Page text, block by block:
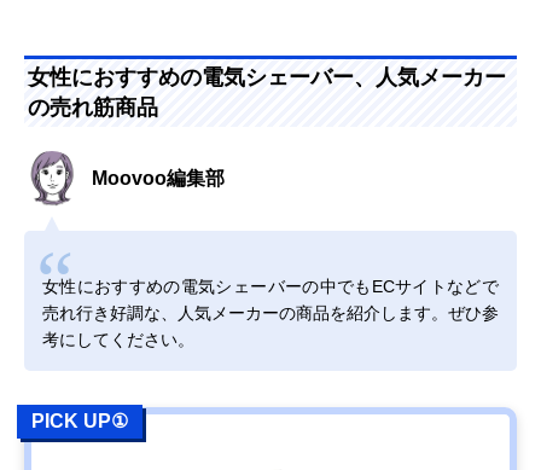
女性におすすめの電気シェーバー、人気メーカー
の売れ筋商品
Moovoo編集部
女性におすすめの電気シェーバーの中でもECサイトなどで
売れ行き好調な、人気メーカーの商品を紹介します。ぜひ参
考にしてください。
PICK UP①